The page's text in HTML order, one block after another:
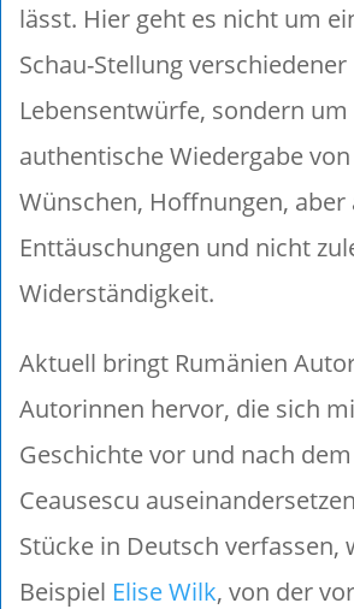
lässt. Hier geht es nicht um
Schau-Stellung verschiedener
Lebensentwürfe, sondern
authentische Wiedergabe
Wünschen, Hoffnungen, aber
Enttäuschungen und nicht
Widerständigkeit.
Aktuell bringt Rumänien
Autorinnen hervor, die sich
Geschichte vor und nach
Ceausescu
Stücke in Deutsch verfassen,
Beispiel Elise Wilk, von der